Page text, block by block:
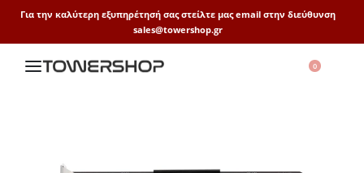
Για την καλύτερη εξυπηρέτησή σας στείλτε μας email στην διεύθυνση
sales@towershop.gr
0